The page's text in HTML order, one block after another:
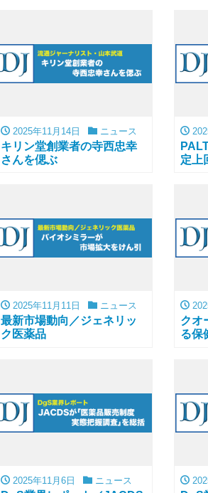
2025年11月14日 ニュース
キリン堂創業者の寺西忠幸
さんを偲ぶ
定上
2025年11月11日 ニュース
最新市場動向／ジェネリッ
ク医薬品
クオ
る保
2025年11月6日 ニュース